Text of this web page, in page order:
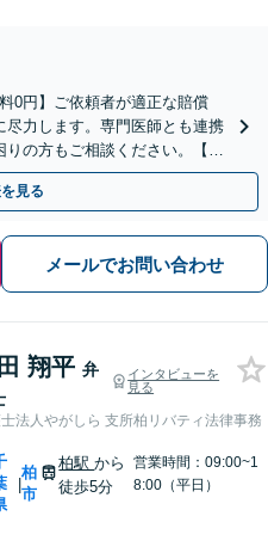
0円】ご依頼者が適正な賠償
力します。専門医師とも連携
の方もご相談ください。【成
見る
メールでお問い合わせ
翔平 弁
インタビューを
見る
法人やがしら 支所柏リバティ法律事務
|
柏
市
柏駅から
徒歩5分
営業時間：09:00~1
8:00（平日）